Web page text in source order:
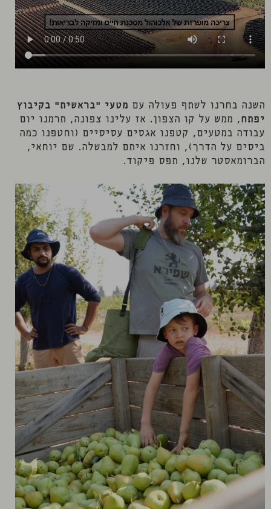
השנה בחרנו לשתף פעולה עם מטעי "בראשית" בקיבוץ
יפתח, ממש על קו הצפון. אז עלינו צפונה, תרמנו יום
עבודה במטעים, קטפנו אגסים עסיסיים (וחטפנו כמה
ביסים על הדרך), וחזרנו איתם למבשלה. שם יוחאי,
הברומאסטר שלנו, תפס פיקוד.